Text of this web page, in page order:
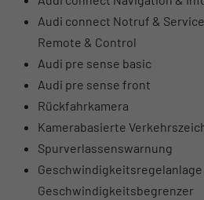
Audi connect Notruf &
Remote & Control
Audi pre sense basic
Audi pre sense front
Rückfahrkamera
Kamerabasierte
Spurverlassenswarnung
Geschwindigkeitsbegrenzer